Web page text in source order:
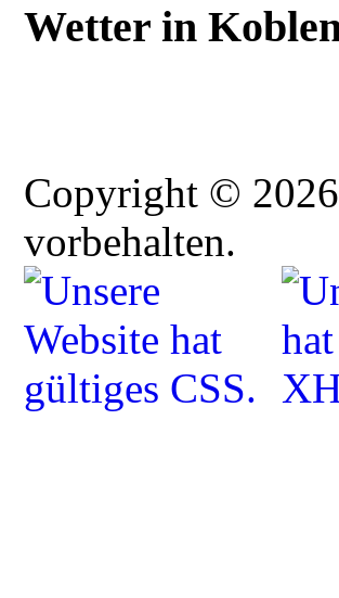
Wetter in
Copyright ©
vorbehalten.